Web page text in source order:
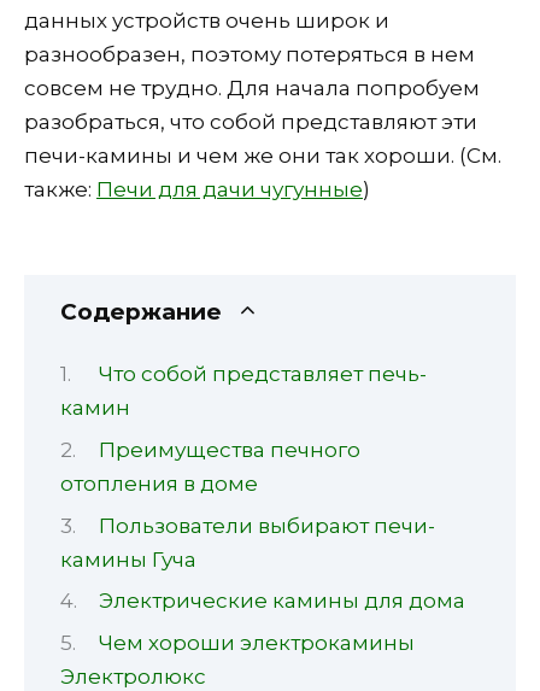
данных устройств очень широк и
разнообразен, поэтому потеряться в нем
совсем не трудно. Для начала попробуем
разобраться, что собой представляют эти
печи-камины и чем же они так хороши. (См.
также: Печи для дачи чугунные)
Содержание
Что собой представляет печь-
камин
Преимущества печного
отопления в доме
Пользователи выбирают печи-
камины Гуча
Электрические камины для дома
Чем хороши электрокамины
Электролюкс